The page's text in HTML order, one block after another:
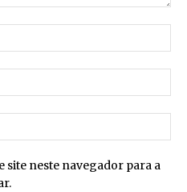
site neste navegador para a